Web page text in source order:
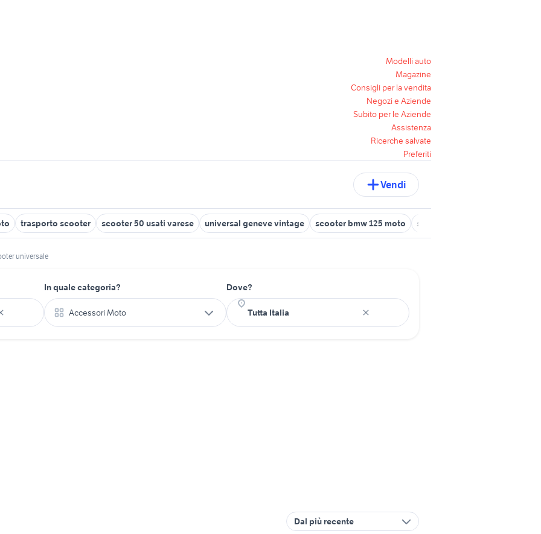
Modelli auto
Magazine
Consigli per la vendita
Negozi e Aziende
Subito per le Aziende
Assistenza
Ricerche salvate
Preferiti
Vendi
trasporto scooter scooter 50 usati varese universal geneve vintage scooter bmw 125 moto scooter bmw elettrico
universale
In quale categoria?
Accessori Moto
Dove?
Dal più recente